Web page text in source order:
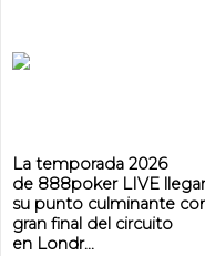
La temporada 2026
de 888poker LIVE
su punto culminante
gran final del circuito
en Londr...